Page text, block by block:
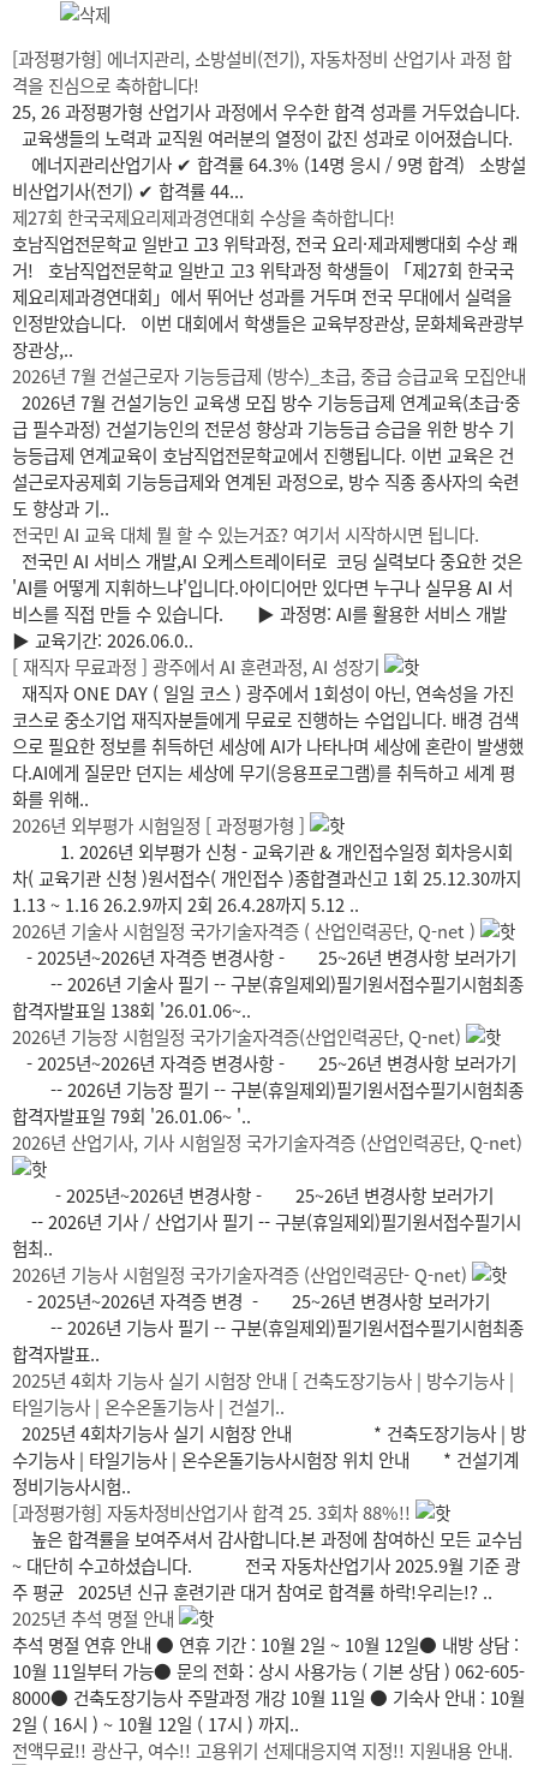
[과정평가형] 에너지관리, 소방설비(전기), 자동차정비 산업기사 과정 합
격을 진심으로 축하합니다!
25, 26 과정평가형 산업기사 과정에서 우수한 합격 성과를 거두었습니다.
교육생들의 노력과 교직원 여러분의 열정이 값진 성과로 이어졌습니다.
에너지관리산업기사 ✔ 합격률 64.3% (14명 응시 / 9명 합격) 소방설
비산업기사(전기) ✔ 합격률 44...
제27회 한국국제요리제과경연대회 수상을 축하합니다!
호남직업전문학교 일반고 고3 위탁과정, 전국 요리·제과제빵대회 수상 쾌
거! 호남직업전문학교 일반고 고3 위탁과정 학생들이 「제27회 한국국
제요리제과경연대회」에서 뛰어난 성과를 거두며 전국 무대에서 실력을
인정받았습니다. 이번 대회에서 학생들은 교육부장관상, 문화체육관광부
장관상,..
2026년 7월 건설근로자 기능등급제 (방수)_초급, 중급 승급교육 모집안내
2026년 7월 건설기능인 교육생 모집 방수 기능등급제 연계교육(초급·중
급 필수과정) 건설기능인의 전문성 향상과 기능등급 승급을 위한 방수 기
능등급제 연계교육이 호남직업전문학교에서 진행됩니다. 이번 교육은 건
설근로자공제회 기능등급제와 연계된 과정으로, 방수 직종 종사자의 숙련
도 향상과 기..
전국민 AI 교육 대체 뭘 할 수 있는거죠? 여기서 시작하시면 됩니다.
전국민 AI 서비스 개발,AI 오케스트레이터로 코딩 실력보다 중요한 것은
'AI를 어떻게 지휘하느냐'입니다.아이디어만 있다면 누구나 실무용 AI 서
비스를 직접 만들 수 있습니다. ▶ 과정명: AI를 활용한 서비스 개발
▶ 교육기간: 2026.06.0..
[ 재직자 무료과정 ] 광주에서 AI 훈련과정, AI 성장기
재직자 ONE DAY ( 일일 코스 ) 광주에서 1회성이 아닌, 연속성을 가진
코스로 중소기업 재직자분들에게 무료로 진행하는 수업입니다. 배경 검색
으로 필요한 정보를 취득하던 세상에 AI가 나타나며 세상에 혼란이 발생했
다.AI에게 질문만 던지는 세상에 무기(응용프로그램)를 취득하고 세계 평
화를 위해..
2026년 외부평가 시험일정 [ 과정평가형 ]
1. 2026년 외부평가 신청 - 교육기관 & 개인접수일정 회차응시회
차( 교육기관 신청 )원서접수( 개인접수 )종합결과신고 1회 25.12.30까지
1.13 ~ 1.16 26.2.9까지 2회 26.4.28까지 5.12 ..
2026년 기술사 시험일정 국가기술자격증 ( 산업인력공단, Q-net )
- 2025년~2026년 자격증 변경사항 - 25~26년 변경사항 보러가기
-- 2026년 기술사 필기 -- 구분(휴일제외)필기원서접수필기시험최종
합격자발표일 138회 '26.01.06~..
2026년 기능장 시험일정 국가기술자격증(산업인력공단, Q-net)
- 2025년~2026년 자격증 변경사항 - 25~26년 변경사항 보러가기
-- 2026년 기능장 필기 -- 구분(휴일제외)필기원서접수필기시험최종
합격자발표일 79회 '26.01.06~ '..
2026년 산업기사, 기사 시험일정 국가기술자격증 (산업인력공단, Q-net)
- 2025년~2026년 변경사항 - 25~26년 변경사항 보러가기
-- 2026년 기사 / 산업기사 필기 -- 구분(휴일제외)필기원서접수필기시
험최..
2026년 기능사 시험일정 국가기술자격증 (산업인력공단- Q-net)
- 2025년~2026년 자격증 변경 - 25~26년 변경사항 보러가기
-- 2026년 기능사 필기 -- 구분(휴일제외)필기원서접수필기시험최종
합격자발표..
2025년 4회차 기능사 실기 시험장 안내 [ 건축도장기능사 | 방수기능사 |
타일기능사 | 온수온돌기능사 | 건설기..
2025년 4회차기능사 실기 시험장 안내 * 건축도장기능사 | 방
수기능사 | 타일기능사 | 온수온돌기능사시험장 위치 안내 * 건설기계
정비기능사시험..
[과정평가형] 자동차정비산업기사 합격 25. 3회차 88%!!
높은 합격률을 보여주셔서 감사합니다.본 과정에 참여하신 모든 교수님
~ 대단히 수고하셨습니다. 전국 자동차산업기사 2025.9월 기준 광
주 평균 2025년 신규 훈련기관 대거 참여로 합격률 하락!우리는!? ..
2025년 추석 명절 안내
추석 명절 연휴 안내 ● 연휴 기간 : 10월 2일 ~ 10월 12일● 내방 상담 :
10월 11일부터 가능● 문의 전화 : 상시 사용가능 ( 기본 상담 ) 062-605-
8000● 건축도장기능사 주말과정 개강 10월 11일 ● 기숙사 안내 : 10월
2일 ( 16시 ) ~ 10월 12일 ( 17시 ) 까지..
전액무료!! 광산구, 여수!! 고용위기 선제대응지역 지정!! 지원내용 안내.